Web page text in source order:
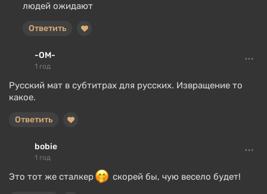
людей ожидают
Ответить
-ОМ-
1 год
Русский мат в субтитрах для русских. Извращение то
какое.
Ответить
bobie
1 год
Это тот же сталкер скорей бы, чую весело будет!